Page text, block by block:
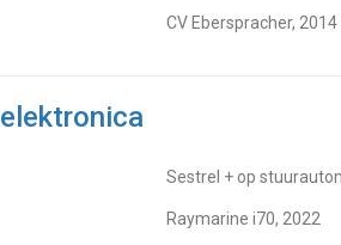
CV Eberspracher,
Sestrel + op
Raymarine i70, 2022